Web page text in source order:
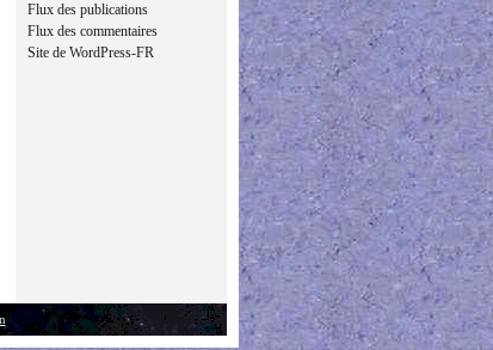
Flux des publications
Flux des commentaires
Site de WordPress-FR